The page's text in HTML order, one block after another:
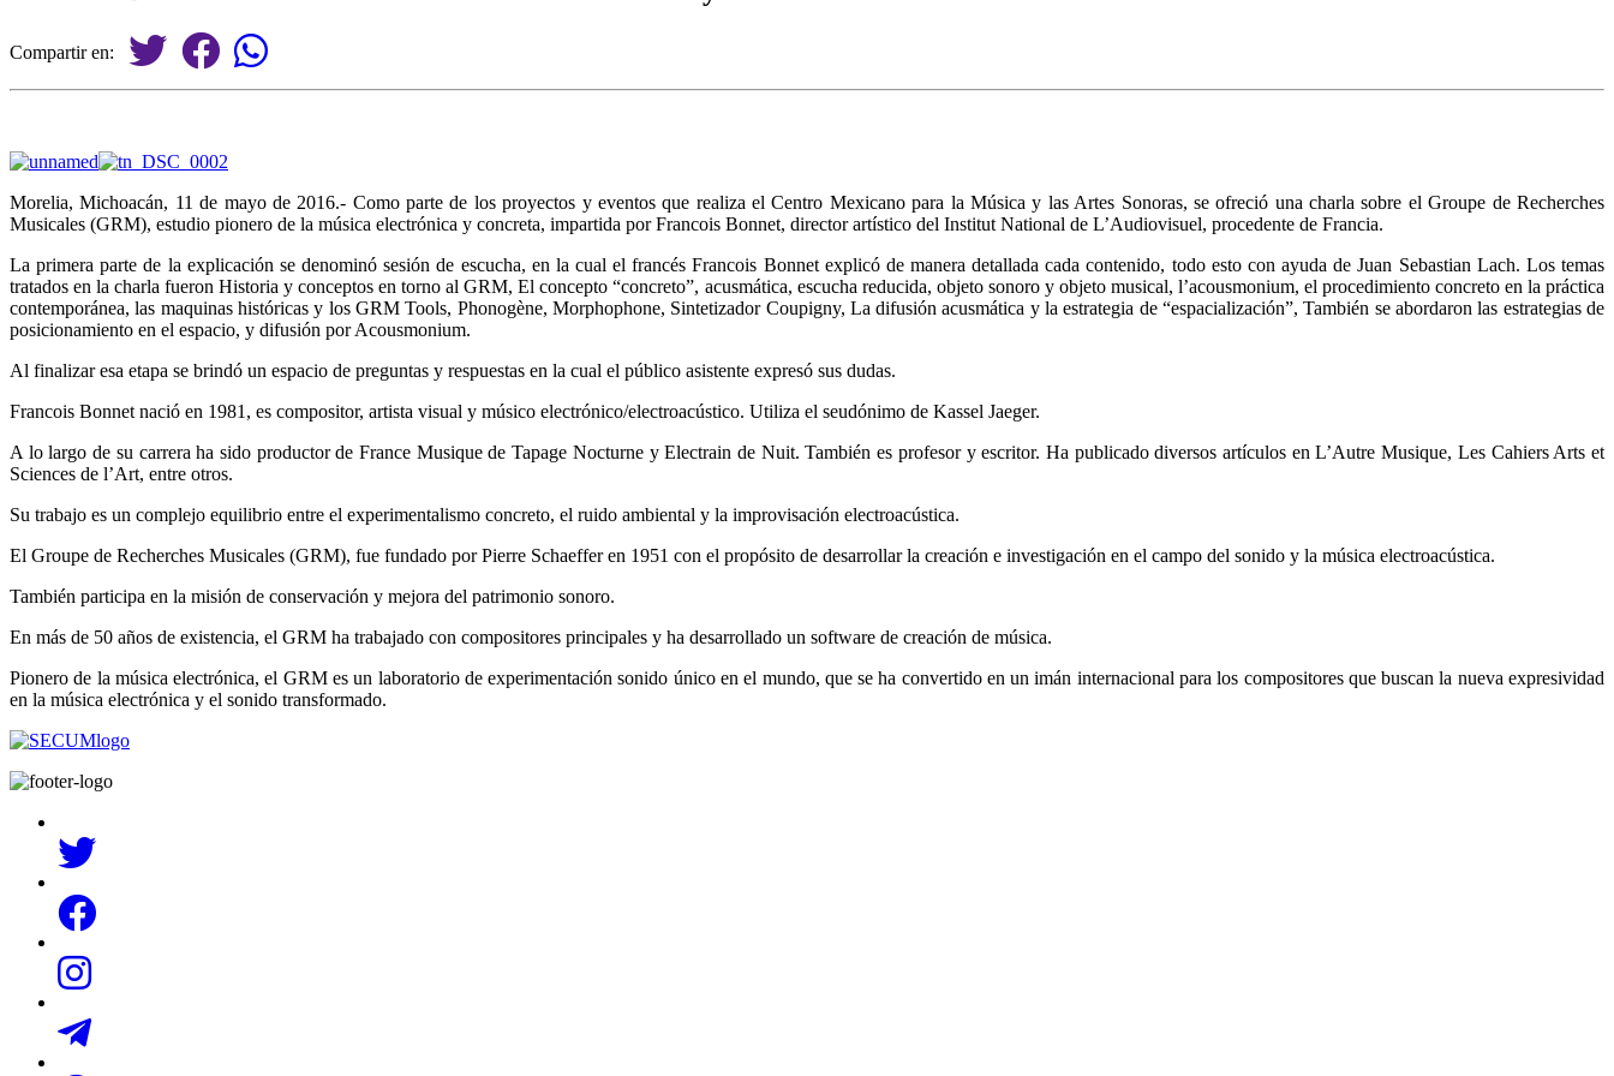
Compartir en:
Morelia, Michoacán, 11 de mayo de 2016.- Como parte de los proyectos y eventos que realiza el Centro Mexicano para la Música y las Artes Sonoras, se ofreció una charla sobre el Groupe de Recherches
Musicales (GRM), estudio pionero de la música electrónica y concreta, impartida por Francois Bonnet, director artístico del Institut National de L’Audiovisuel, procedente de Francia.
La primera parte de la explicación se denominó sesión de escucha, en la cual el francés Francois Bonnet explicó de manera detallada cada contenido, todo esto con ayuda de Juan Sebastian Lach. Los temas
tratados en la charla fueron Historia y conceptos en torno al GRM, El concepto “concreto”, acusmática, escucha reducida, objeto sonoro y objeto musical, l’acousmonium, el procedimiento concreto en la práctica
contemporánea, las maquinas históricas y los GRM Tools, Phonogène, Morphophone, Sintetizador Coupigny, La difusión acusmática y la estrategia de “espacialización”, También se abordaron las estrategias de
posicionamiento en el espacio, y difusión por Acousmonium.
Al finalizar esa etapa se brindó un espacio de preguntas y respuestas en la cual el público asistente expresó sus dudas.
Francois Bonnet nació en 1981, es compositor, artista visual y músico electrónico/electroacústico. Utiliza el seudónimo de Kassel Jaeger.
A lo largo de su carrera ha sido productor de France Musique de Tapage Nocturne y Electrain de Nuit. También es profesor y escritor. Ha publicado diversos artículos en L’Autre Musique, Les Cahiers Arts et
Sciences de l’Art, entre otros.
Su trabajo es un complejo equilibrio entre el experimentalismo concreto, el ruido ambiental y la improvisación electroacústica.
El Groupe de Recherches Musicales (GRM), fue fundado por Pierre Schaeffer en 1951 con el propósito de desarrollar la creación e investigación en el campo del sonido y la música electroacústica.
También participa en la misión de conservación y mejora del patrimonio sonoro.
En más de 50 años de existencia, el GRM ha trabajado con compositores principales y ha desarrollado un software de creación de música.
Pionero de la música electrónica, el GRM es un laboratorio de experimentación sonido único en el mundo, que se ha convertido en un imán internacional para los compositores que buscan la nueva expresividad
en la música electrónica y el sonido transformado.